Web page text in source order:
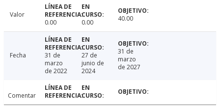
Valor
0.00
0.00 40.00
Fecha
31 de
marzo
de 2022
27 de
junio de
2024
31 de
marzo
de 2027
Comentar